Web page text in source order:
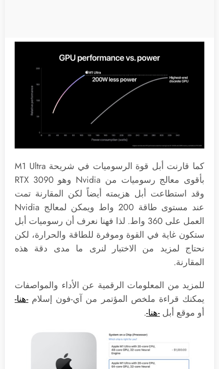
كما قارنت أبل قوة الرسوميات في شريحة M1 Ultra
بأقوى معالج رسوميات من Nvidia وهو RTX 3090
وقد استطاعت أبل هزيمته أيضاً لكن المقارنة تمت
عند مستوى طاقة 200 واط ويمكن لمعالج Nvidia
العمل على 360 واط. لذا فهنا نعرف أن رسوميات أبل
ستكون غاية في القوة وموفرة للطاقة والحرارة، لكن
نحتاج لمزيد من الاختبار لنرى ما مدى دقة هذه
المقارنة.
للمزيد من المعلومات الرقمية عن الأداء والمواصفات
يمكنك قراءة ملخص المؤتمر من آي-فون إسلام -هنا-
أو موقع أبل -هنا-.